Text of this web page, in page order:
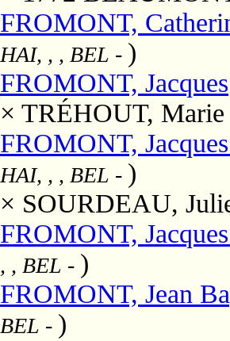
FROMONT,
HAI, , , BEL - )
FROMONT, Jacques
× TRÉHOUT, Marie
FROMONT,
HAI, , , BEL - )
× SOURDEAU,
FROMONT,
, , BEL - )
FROMONT, Jean
BEL - )